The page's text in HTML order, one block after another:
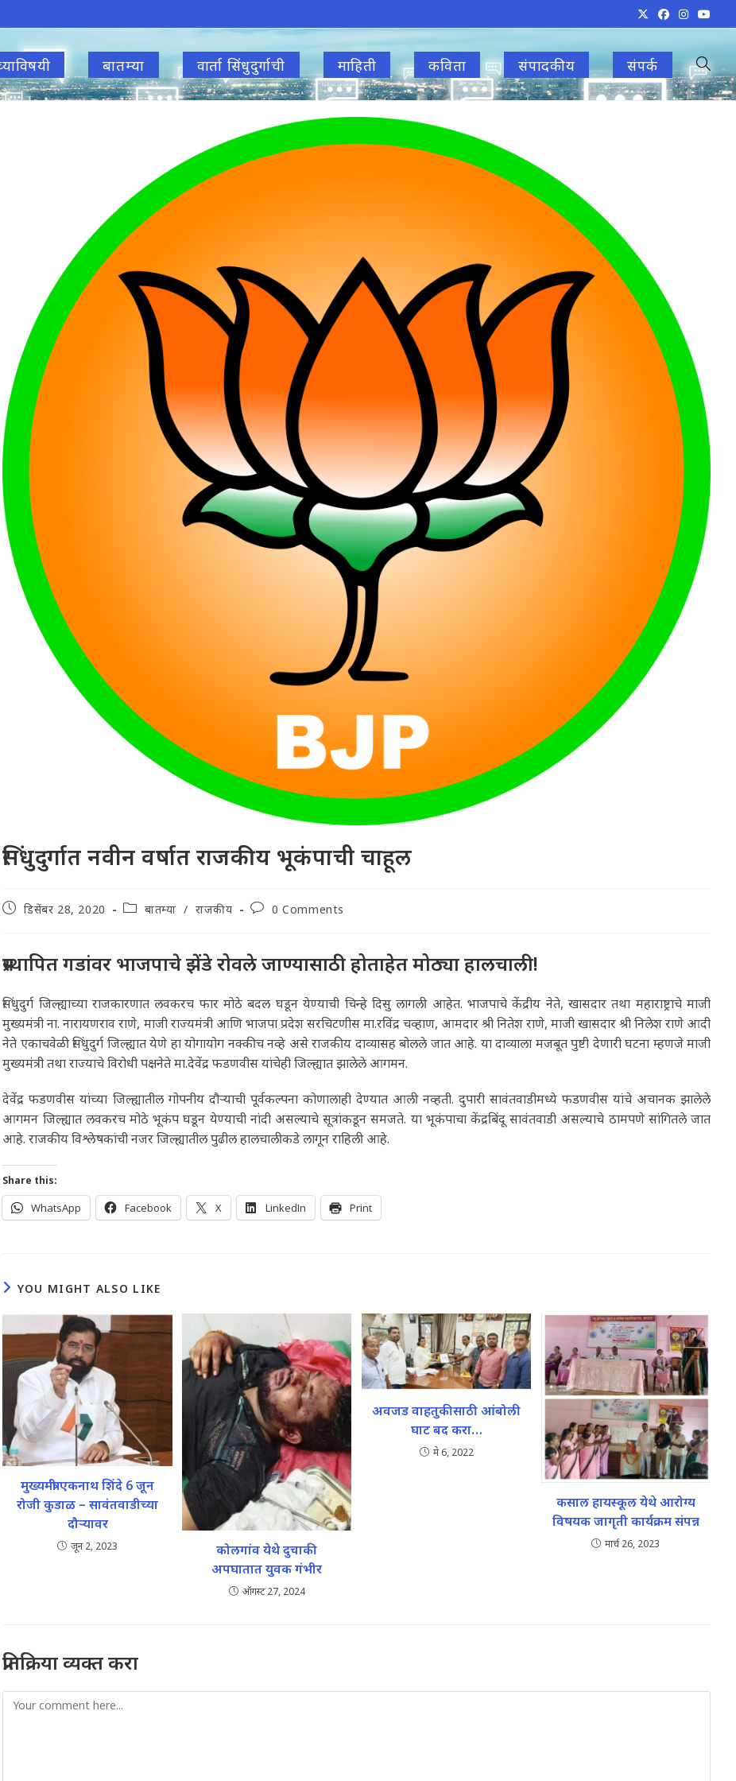
बातम्या वार्ता सिंधुदुर्गाची माहिती कविता संपादकीय संपर्क Toggle
सिंधुदुर्गात नवीन वर्षात राजकीय भूकंपाची चाहूल
Postडिसेंबर 28, 2020
Postबातम्या / राजकीय
Post0 Comments
प्रस्थापित गडांवर भाजपाचे झेंडे रोवले जाण्यासाठी होताहेत मोठ्या हालचाली!
सिंधुदुर्ग जिल्ह्याच्या राजकारणात लवकरच फार मोठे बदल घडून येण्याची चिन्हे दिसु लागली आहेत. भाजपाचे केंद्रीय नेते, खासदार तथा महाराष्ट्राचे माजी
मुख्यमंत्री ना. नारायणराव राणे, माजी राज्यमंत्री आणि भाजपा प्रदेश सरचिटणीस मा.रविंद्र चव्हाण, आमदार श्री नितेश राणे, माजी खासदार श्री निलेश राणे आदी
नेते एकाचवेळी सिंधुदुर्ग जिल्ह्यात येणे हा योगायोग नक्कीच नव्हे असे राजकीय दाव्यासह बोलले जात आहे. या दाव्याला मजबूत पुष्टी देणारी घटना म्हणजे माजी
मुख्यमंत्री तथा राज्याचे विरोधी पक्षनेते मा.देवेंद्र फडणवीस यांचेही जिल्ह्यात झालेले आगमन.
देवेंद्र फडणवीस यांच्या जिल्ह्यातील गोपनीय दौऱ्याची पूर्वकल्पना कोणालाही देण्यात आली नव्हती. दुपारी सावंतवाडीमध्ये फडणवीस यांचे अचानक झालेले
आगमन जिल्ह्यात लवकरच मोठे भूकंप घडून येण्याची नांदी असल्याचे सूत्रांकडून समजते. या भूकंपाचा केंद्रबिंदू सावंतवाडी असल्याचे ठामपणे सांगितले जात
आहे. राजकीय विश्लेषकांची नजर जिल्ह्यातील पुढील हालचालीकडे लागून राहिली आहे.
Share this:
WhatsApp Facebook X LinkedIn Print
YOU MIGHT ALSO LIKE
मुख्यमंत्री एकनाथ शिंदे 6 जून
रोजी कुडाळ – सावंतवाडीच्या
दौऱ्यावर
जून 2, 2023
कोलगांव येथे दुचाकी
अपघातात युवक गंभीर
ऑगस्ट 27, 2024
अवजड वाहतुकीसाठी आंबोली
घाट बद करा…
मे 6, 2022
कसाल हायस्कूल येथे आरोग्य
विषयक जागृती कार्यक्रम संपन्न
मार्च 26, 2023
प्रतिक्रिया व्यक्त करा
Comment